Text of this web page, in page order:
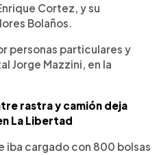
Cortez, y su
Bolaños.
personas particulares y
Jorge Mazzini, en la
rastra y camión deja
La Libertad
iba cargado con 800 bolsas